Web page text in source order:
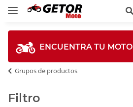
ENCUENTRA TU MOTO
Grupos de productos
Filtro